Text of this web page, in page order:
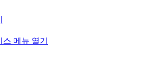
메뉴 열기